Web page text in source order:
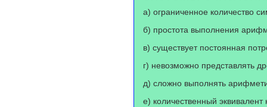
а) ограниченное количество
б) простота выполнения
в) существует постоянная
г) невозможно представлять
д) сложно выполнять
е) количественный